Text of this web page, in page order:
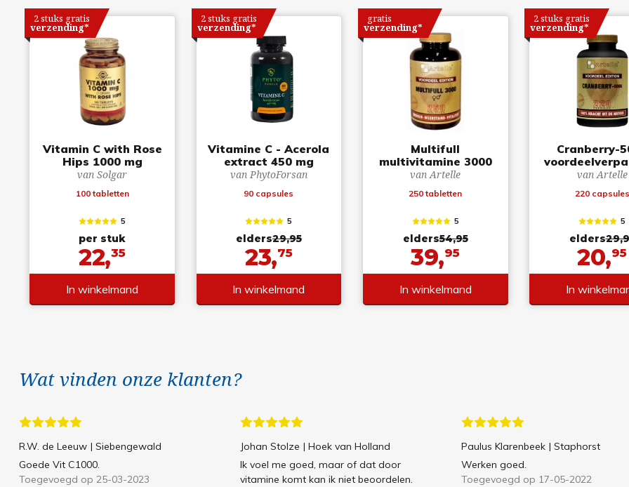
Vitamin C with Rose
Hips 1000 mg
van Solgar
100 tabletten
2 stuks gratis
verzending*
5
per stuk
22,35
In winkelmand
Vitamine C - Acerola
extract 450 mg
van PhytoForsan
90 capsules
2 stuks gratis
verzending*
5
elders29,95
23,75
In winkelmand
Multifull
multivitamine 3000
van Artelle
250 tabletten
gratis
verzending*
5
elders54,95
39,95
In winkelmand
Cranberry-
van Artelle
220 capsules
2 stuks gratis
verzending*
5
elders
20,95
In
Wat vinden onze klanten?
R.W. de Leeuw | Siebengewald
Goede Vit C1000.
Toegevoegd op 25-03-2023
Johan Stolze | Hoek van Holland
Ik voel me goed, maar of dat door
vitamine komt kan ik niet beoordelen.
Paulus Klarenbeek | Staphorst
Werken goed.
Toegevoegd op 17-05-2022